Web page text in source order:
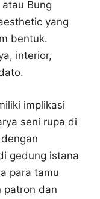
Bung
yang
bentuk.
interior,
implikasi
seni rupa di
gedung istana
para tamu
patron dan